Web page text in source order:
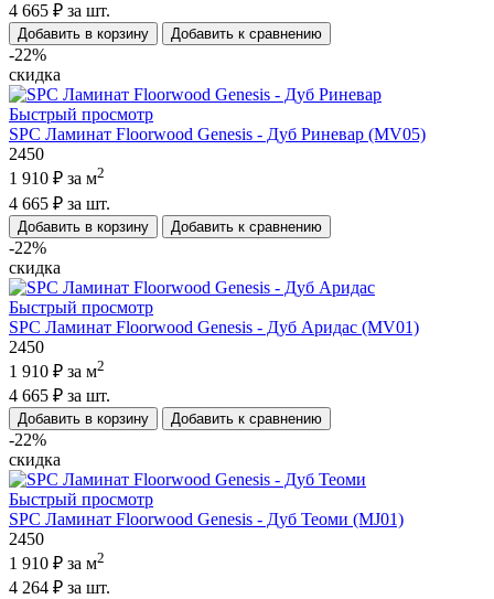
4 665 ₽ за шт.
Добавить в корзину Добавить к сравнению
-22%
скидка
Быстрый просмотр
SPC Ламинат Floorwood Genesis - Дуб Риневар (MV05)
2450
1 910 ₽ за м2
4 665 ₽ за шт.
Добавить в корзину Добавить к сравнению
-22%
скидка
Быстрый просмотр
SPC Ламинат Floorwood Genesis - Дуб Аридас (MV01)
2450
1 910 ₽ за м2
4 665 ₽ за шт.
Добавить в корзину Добавить к сравнению
-22%
скидка
Быстрый просмотр
SPC Ламинат Floorwood Genesis - Дуб Теоми (MJ01)
2450
1 910 ₽ за м2
4 264 ₽ за шт.